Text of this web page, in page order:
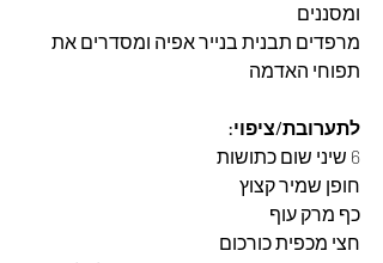
ומסננים
מרפדים תבנית בנייר אפיה ומסדרים את
תפוחי האדמה
לתערובת/ציפוי:
6 שיני שום כתושות
חופן שמיר קצוץ
כף מרק עוף
חצי מכפית כורכום